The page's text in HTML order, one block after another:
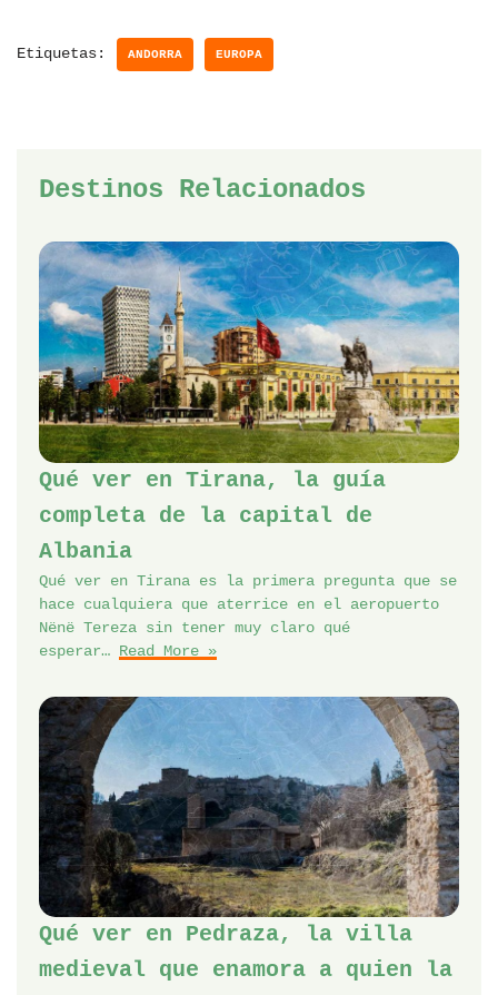
Etiquetas: ANDORRA EUROPA
Destinos Relacionados
Qué ver en Tirana, la guía
completa de la capital de
Albania
Qué ver en Tirana es la primera pregunta que se
hace cualquiera que aterrice en el aeropuerto
Nënë Tereza sin tener muy claro qué
esperar… Read More »
Qué ver en Pedraza, la villa
medieval que enamora a quien la